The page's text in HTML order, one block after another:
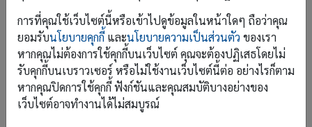
การที่คุณใช้เว็บไซต์นี้หรือเข้าไปดูข้อมูลในหน้าใดๆ ถือว่าคุณ
ยอมรับนโยบายคุกกี้และนโยบายความเป็นส่วนตัว ของเรา
หากคุณไม่ต้องการใช้คุกกี้บนเว็บไซต์ คุณจะต้องปฏิเสธโดยไม่
รับคุกกี้บนเบราวเซอร์ หรือไม่ใช้งานเว็บไซต์นี้ต่อ อย่างไรก็ตาม
หากคุณปิดการใช้คุกกี้ ฟังก์ชันและคุณสมบัติบางอย่างของ
เว็บไซต์อาจทำงานได้ไม่สมบูรณ์